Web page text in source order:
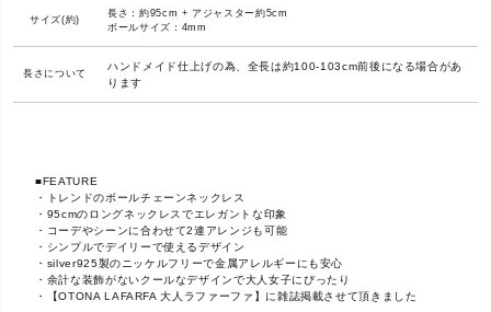
サイズ(約)
長さ：約95cm + アジャスター約5cm
ボールサイズ：4mm
長さについて
ハンドメイド仕上げの為、全長は約100-103cm前後になる場合があ
ります
■FEATURE
・トレンドのボールチェーンネックレス
・95cmのロングネックレスでエレガントな印象
・コーデやシーンに合わせて2連アレンジも可能
・シンプルでデイリーで使えるデザイン
・silver925製のニッケルフリーで金属アレルギーにも安心
・余計な装飾がないクールなデザインで大人女子にぴったり
・【OTONA LAFARFA 大人ラファーファ】に雑誌掲載させて頂きました